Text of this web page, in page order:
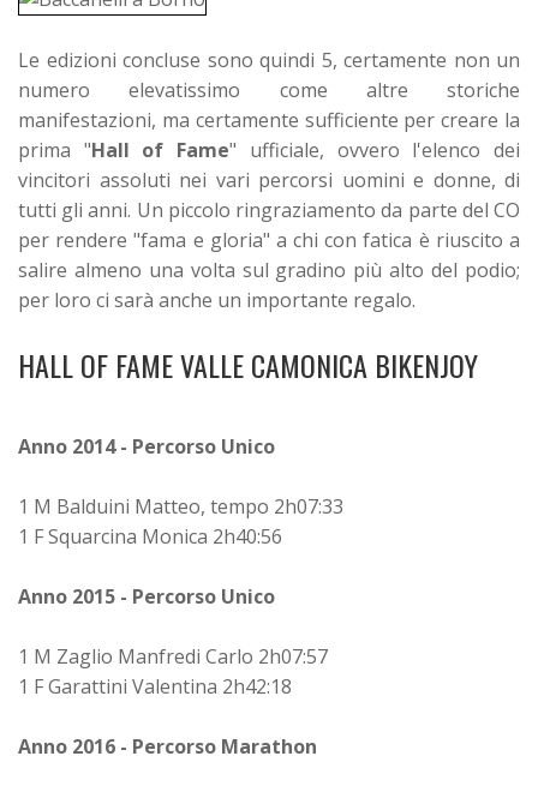
Le edizioni concluse sono quindi 5, certamente non un
numero elevatissimo come altre storiche
manifestazioni, ma certamente sufficiente per creare la
prima "Hall of Fame" ufficiale, ovvero l'elenco dei
vincitori assoluti nei vari percorsi uomini e donne, di
tutti gli anni. Un piccolo ringraziamento da parte del CO
per rendere "fama e gloria" a chi con fatica è riuscito a
salire almeno una volta sul gradino più alto del podio;
per loro ci sarà anche un importante regalo.
HALL OF FAME VALLE CAMONICA BIKENJOY
Anno 2014 - Percorso Unico
1 M Balduini Matteo, tempo 2h07:33
1 F Squarcina Monica 2h40:56
Anno 2015 - Percorso Unico
1 M Zaglio Manfredi Carlo 2h07:57
1 F Garattini Valentina 2h42:18
Anno 2016 - Percorso Marathon